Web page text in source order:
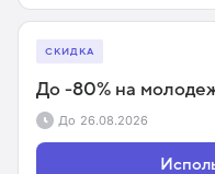
СКИДКА
До -80% на
До 26.08.2026